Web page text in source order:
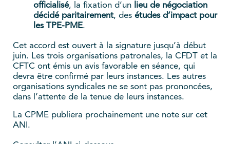
officialisé, la fixation d’un lieu de négociation
décidé paritairement, des études d’impact pour
les TPE-PME.
Cet accord est ouvert à la signature jusqu’à début
juin. Les trois organisations patronales, la CFDT et la
CFTC ont émis un avis favorable en séance, qui
devra être confirmé par leurs instances. Les autres
organisations syndicales ne se sont pas prononcées,
dans l’attente de la tenue de leurs instances.
La CPME publiera prochainement une note sur cet
ANI.